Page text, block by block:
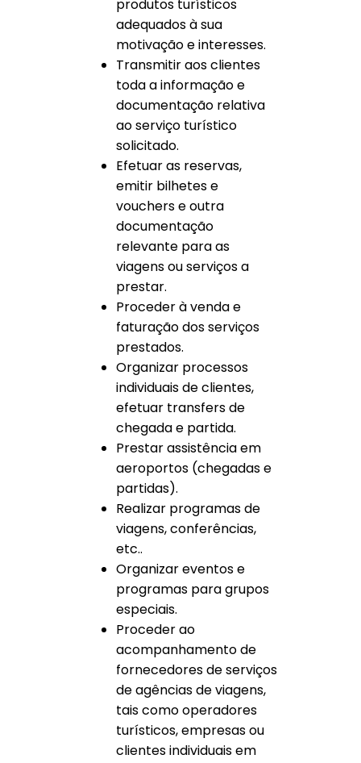
produtos turísticos
adequados à sua
motivação e interesses.
Transmitir aos clientes
toda a informação e
documentação relativa
ao serviço turístico
solicitado.
Efetuar as reservas,
emitir bilhetes e
vouchers e outra
documentação
relevante para as
viagens ou serviços a
prestar.
Proceder à venda e
faturação dos serviços
prestados.
Organizar processos
individuais de clientes,
efetuar transfers de
chegada e partida.
Prestar assistência em
aeroportos (chegadas e
partidas).
Realizar programas de
viagens, conferências,
etc..
Organizar eventos e
programas para grupos
especiais.
Proceder ao
acompanhamento de
fornecedores de serviços
de agências de viagens,
tais como operadores
turísticos, empresas ou
clientes individuais em